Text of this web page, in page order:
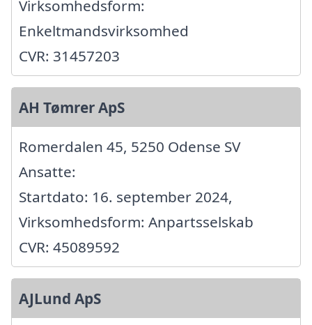
Virksomhedsform:
Enkeltmandsvirksomhed
CVR: 31457203
AH Tømrer ApS
Romerdalen 45, 5250 Odense SV
Ansatte:
Startdato: 16. september 2024,
Virksomhedsform: Anpartsselskab
CVR: 45089592
AJLund ApS